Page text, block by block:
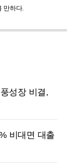
만하다.
성장 비결,
비대면 대출